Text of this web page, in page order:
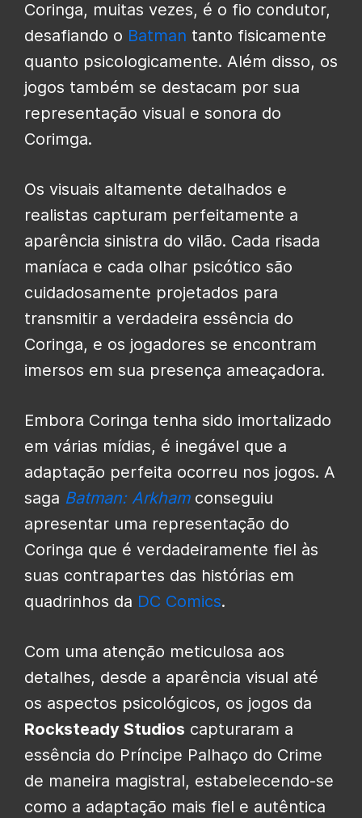
Coringa, muitas vezes, é o fio condutor,
desafiando o Batman tanto fisicamente
quanto psicologicamente. Além disso, os
jogos também se destacam por sua
representação visual e sonora do
Corimga.
Os visuais altamente detalhados e
realistas capturam perfeitamente a
aparência sinistra do vilão. Cada risada
maníaca e cada olhar psicótico são
cuidadosamente projetados para
transmitir a verdadeira essência do
Coringa, e os jogadores se encontram
imersos em sua presença ameaçadora.
Embora Coringa tenha sido imortalizado
em várias mídias, é inegável que a
adaptação perfeita ocorreu nos jogos. A
saga Batman: Arkhamconseguiu
apresentar uma representação do
Coringa que é verdadeiramente fiel às
suas contrapartes das histórias em
quadrinhos da DC Comics.
Com uma atenção meticulosa aos
detalhes, desde a aparência visual até
os aspectos psicológicos, os jogos da
Rocksteady Studios capturaram a
essência do Príncipe Palhaço do Crime
de maneira magistral, estabelecendo-se
como a adaptação mais fiel e autêntica